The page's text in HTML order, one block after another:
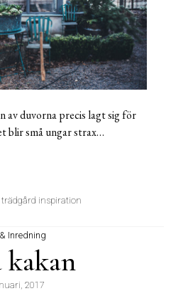
av duvorna precis lagt sig för
blir små ungar strax…
trädgård inspiration
Inredning
kakan
2017